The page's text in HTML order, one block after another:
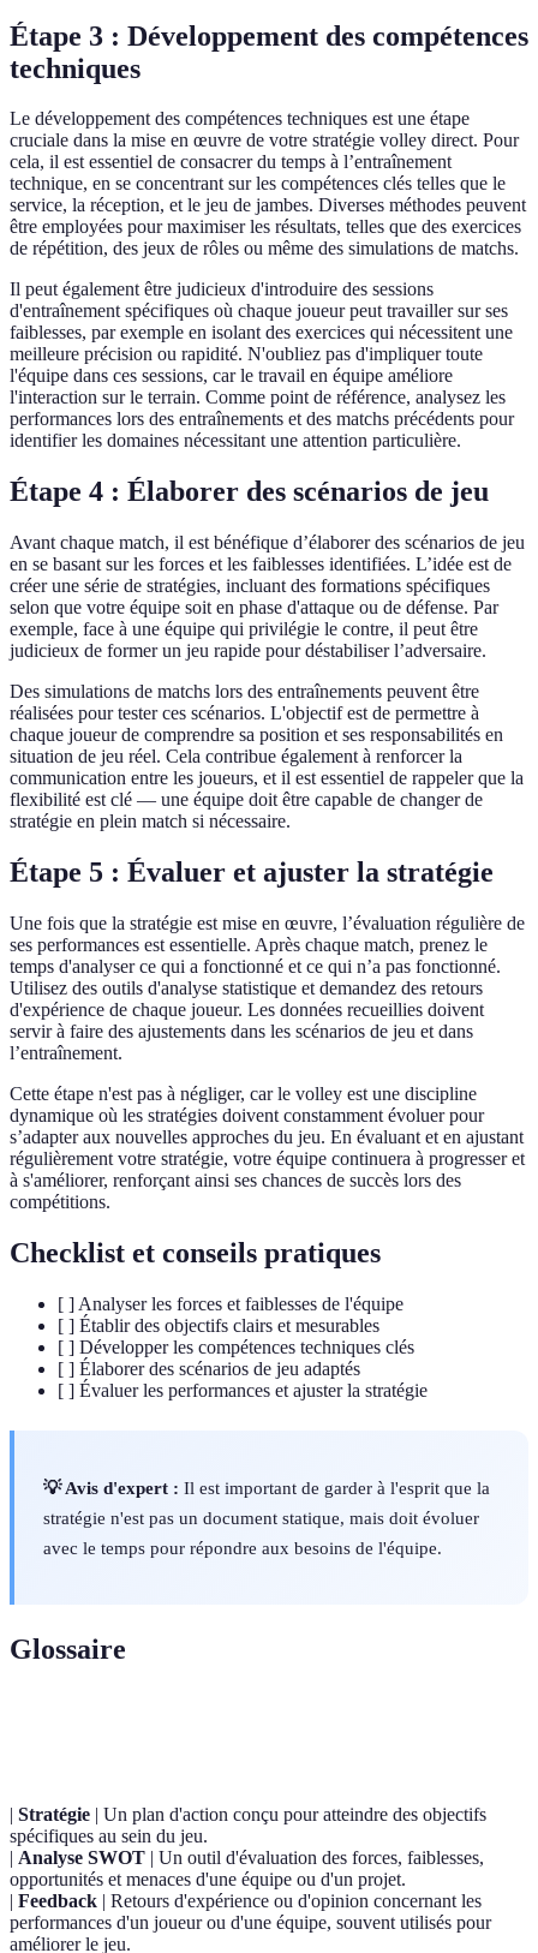
Étape 3 : Développement des compétences
techniques
Le développement des compétences techniques est une étape
cruciale dans la mise en œuvre de votre stratégie volley direct. Pour
cela, il est essentiel de consacrer du temps à l’entraînement
technique, en se concentrant sur les compétences clés telles que le
service, la réception, et le jeu de jambes. Diverses méthodes peuvent
être employées pour maximiser les résultats, telles que des exercices
de répétition, des jeux de rôles ou même des simulations de matchs.
Il peut également être judicieux d'introduire des sessions
d'entraînement spécifiques où chaque joueur peut travailler sur ses
faiblesses, par exemple en isolant des exercices qui nécessitent une
meilleure précision ou rapidité. N'oubliez pas d'impliquer toute
l'équipe dans ces sessions, car le travail en équipe améliore
l'interaction sur le terrain. Comme point de référence, analysez les
performances lors des entraînements et des matchs précédents pour
identifier les domaines nécessitant une attention particulière.
Étape 4 : Élaborer des scénarios de jeu
Avant chaque match, il est bénéfique d’élaborer des scénarios de jeu
en se basant sur les forces et les faiblesses identifiées. L’idée est de
créer une série de stratégies, incluant des formations spécifiques
selon que votre équipe soit en phase d'attaque ou de défense. Par
exemple, face à une équipe qui privilégie le contre, il peut être
judicieux de former un jeu rapide pour déstabiliser l’adversaire.
Des simulations de matchs lors des entraînements peuvent être
réalisées pour tester ces scénarios. L'objectif est de permettre à
chaque joueur de comprendre sa position et ses responsabilités en
situation de jeu réel. Cela contribue également à renforcer la
communication entre les joueurs, et il est essentiel de rappeler que la
flexibilité est clé — une équipe doit être capable de changer de
stratégie en plein match si nécessaire.
Étape 5 : Évaluer et ajuster la stratégie
Une fois que la stratégie est mise en œuvre, l’évaluation régulière de
ses performances est essentielle. Après chaque match, prenez le
temps d'analyser ce qui a fonctionné et ce qui n’a pas fonctionné.
Utilisez des outils d'analyse statistique et demandez des retours
d'expérience de chaque joueur. Les données recueillies doivent
servir à faire des ajustements dans les scénarios de jeu et dans
l’entraînement.
Cette étape n'est pas à négliger, car le volley est une discipline
dynamique où les stratégies doivent constamment évoluer pour
s’adapter aux nouvelles approches du jeu. En évaluant et en ajustant
régulièrement votre stratégie, votre équipe continuera à progresser et
à s'améliorer, renforçant ainsi ses chances de succès lors des
compétitions.
Checklist et conseils pratiques
[ ] Analyser les forces et faiblesses de l'équipe
[ ] Établir des objectifs clairs et mesurables
[ ] Développer les compétences techniques clés
[ ] Élaborer des scénarios de jeu adaptés
[ ] Évaluer les performances et ajuster la stratégie
💡 Avis d'expert : Il est important de garder à l'esprit que la
stratégie n'est pas un document statique, mais doit évoluer
avec le temps pour répondre aux besoins de l'équipe.
Glossaire
| Stratégie | Un plan d'action conçu pour atteindre des objectifs
spécifiques au sein du jeu.
| Analyse SWOT | Un outil d'évaluation des forces, faiblesses,
opportunités et menaces d'une équipe ou d'un projet.
| Feedback | Retours d'expérience ou d'opinion concernant les
performances d'un joueur ou d'une équipe, souvent utilisés pour
améliorer le jeu.